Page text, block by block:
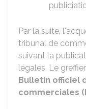
Par la suite,
tribunal de
suivant la
légales. Le
Bulletin officiel
commerciales